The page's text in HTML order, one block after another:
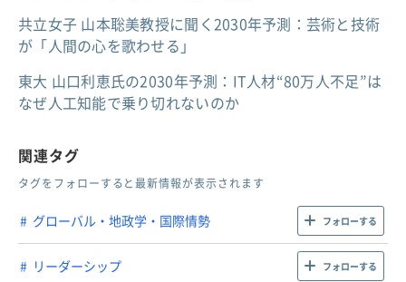
共立女子 山本聡美教授に聞く2030年予測：芸術と技術
が「人間の心を歌わせる」
東大 山口利恵氏の2030年予測：IT人材“80万人不足”は
なぜ人工知能で乗り切れないのか
関連タグ
タグをフォローすると最新情報が表示されます
グローバル・地政学・国際情勢 フォローする
リーダーシップ フォローする